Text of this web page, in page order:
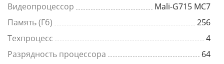
Видеопроцессор
Mali-G715 MC7
Память (Гб)
256
Техпроцесс
4
Разрядность процессора
64